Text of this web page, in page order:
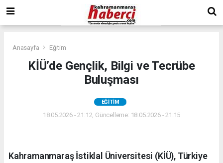
Anasayfa Eğitim
KİÜ’de Gençlik, Bilgi ve Tecrübe
Buluşması
EĞITIM
18.05.2026 - 21:12, Güncelleme: 18.05.2026 - 21:15
Kahramanmaraş İstiklal Üniversitesi (KİÜ), Türkiye